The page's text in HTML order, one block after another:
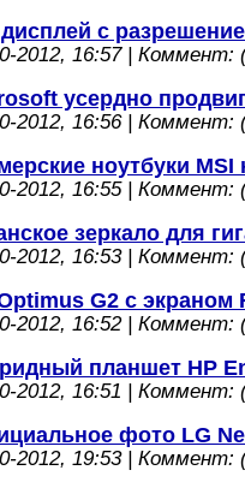
с
2012, 16:57 | Коммент:
усердно
2012, 16:56 | Коммент:
ноутбуки
2012, 16:55 | Коммент:
зеркало для
2012, 16:53 | Коммент:
G2 с экраном
2012, 16:52 | Коммент:
планшет HP
2012, 16:51 | Коммент:
фото LG
2012, 19:53 | Коммент: